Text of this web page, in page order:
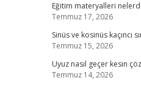
Eğitim materyalleri
Temmuz 17, 2026
Sinüs ve kosinüs kaçıncı
Temmuz 15, 2026
Uyuz nasıl geçer kesin
Temmuz 14, 2026